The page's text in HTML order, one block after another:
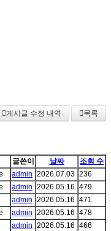
게시글 수정 내역 목록
글쓴이 날짜
조회 수
admin 2026.07.03 236
admin 2026.05.16 479
admin 2026.05.16 471
admin 2026.05.16 478
admin 2026.05.16 466